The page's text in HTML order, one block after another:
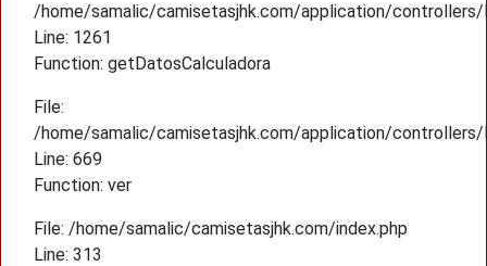
/home/samalic/camisetasjhk.com/application/controllers/
Line: 1261
Function: getDatosCalculadora
File:
/home/samalic/camisetasjhk.com/application/controllers/
Line: 669
Function: ver
File: /home/samalic/camisetasjhk.com/index.php
Line: 313